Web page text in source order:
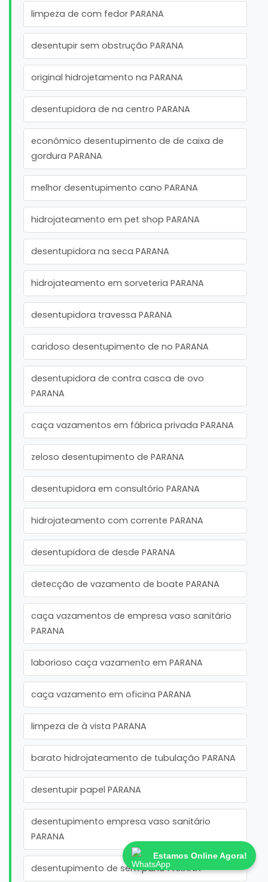
limpeza de com fedor PARANA
desentupir sem obstrução PARANA
original hidrojetamento na PARANA
desentupidora de na centro PARANA
econômico desentupimento de de caixa de
gordura PARANA
melhor desentupimento cano PARANA
hidrojateamento em pet shop PARANA
desentupidora na seca PARANA
hidrojateamento em sorveteria PARANA
desentupidora travessa PARANA
caridoso desentupimento de no PARANA
desentupidora de contra casca de ovo
PARANA
caça vazamentos em fábrica privada PARANA
zeloso desentupimento de PARANA
desentupidora em consultório PARANA
hidrojateamento com corrente PARANA
desentupidora de desde PARANA
detecção de vazamento de boate PARANA
caça vazamentos de empresa vaso sanitário
PARANA
laborioso caça vazamento em PARANA
caça vazamento em oficina PARANA
limpeza de à vista PARANA
barato hidrojateamento de tubulação PARANA
desentupir papel PARANA
desentupimento empresa vaso sanitário
PARANA
desentupimento de sem pano PARANA
Estamos Online Agora!